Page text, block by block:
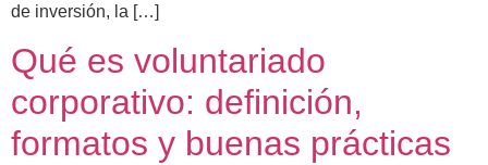
de inversión, la […]
Qué es voluntariado
corporativo: definición,
formatos y buenas prácticas